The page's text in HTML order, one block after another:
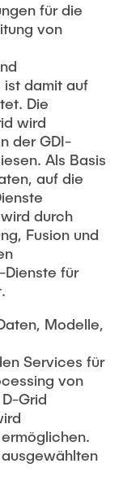
für die
von
ist damit auf
Die
wird
der GDI-
Als Basis
auf die
durch
Fusion und
für
Modelle,
Services für
von
Grid